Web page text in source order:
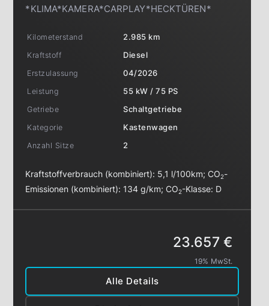
*KLIMA*KAMERA*CARPLAY*HECKTÜREN*
Kilometerstand
2.985 km
Kraftstoff
Diesel
Erstzulassung
04/2026
Leistung
55 kW / 75 PS
Getriebe
Schaltgetriebe
Kategorie
Kastenwagen
Anzahl Sitze
2
Kraftstoffverbrauch (kombiniert): 5,1 l/100km;CO2-
Emissionen (kombiniert): 134 g/km;CO2-Klasse: D
Alle Details
23.657 €
19% MwSt.